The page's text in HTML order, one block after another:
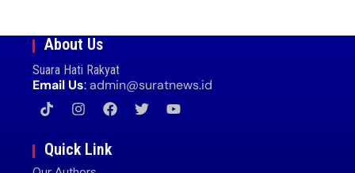
About Us
Suara Hati Rakyat
Email Us:admin@suratnews.id
Quick Link